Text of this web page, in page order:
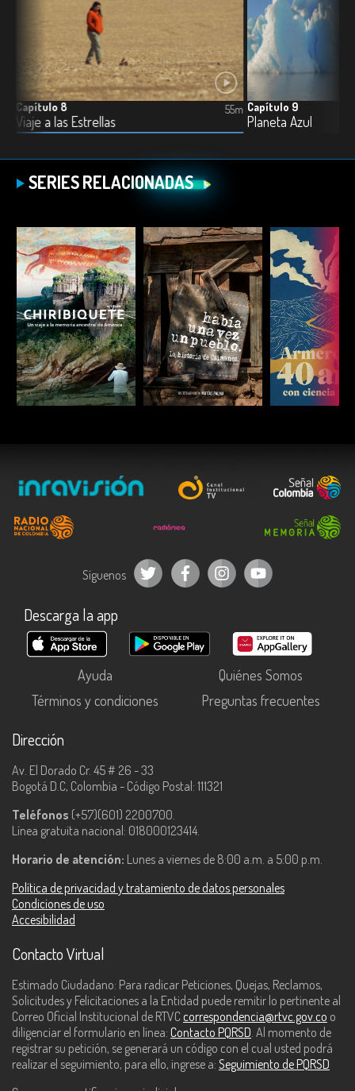
Capítulo 8
Viaje a las Estrellas
55m Capítulo 9
Planeta Azul
SERIES RELACIONADAS
ESCUCHAR ESCUCHAR
Síguenos
Descarga la app
Ayuda
Quiénes Somos
Términos y condiciones
Preguntas frecuentes
Dirección
Av. El Dorado Cr. 45 # 26 - 33
Bogotá D.C, Colombia - Código Postal: 111321
Teléfonos (+57)(601) 2200700.
Línea gratuita nacional: 018000123414.
Horario de atención: Lunes a viernes de 8:00 a.m. a 5:00 p.m.
Política de privacidad y tratamiento de datos personales
Condiciones de uso
Accesibilidad
Contacto Virtual
Estimado Ciudadano: Para radicar Peticiones, Quejas, Reclamos,
Solicitudes y Felicitaciones a la Entidad puede remitir lo pertinente al
Correo Oficial Institucional de RTVC correspondencia@rtvc.gov.co o
diligenciar el formulario en línea: Contacto PQRSD. Al momento de
registrar su petición, se generará un código con el cual usted podrá
realizar el seguimiento, para ello, ingrese a: Seguimiento de PQRSD